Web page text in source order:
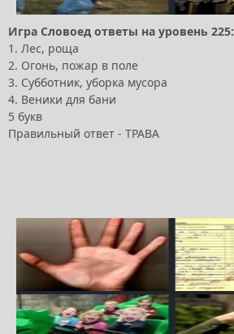
Игра Словоед ответы на уровень 225:
1. Лес, роща
2. Огонь, пожар в поле
3. Субботник, уборка мусора
4. Веники для бани
5 букв
Правильный ответ - ТРАВА